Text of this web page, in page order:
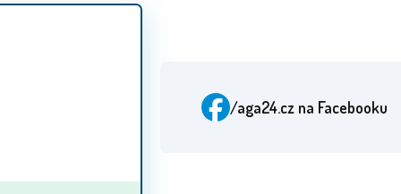
/aga24.cz na Facebooku